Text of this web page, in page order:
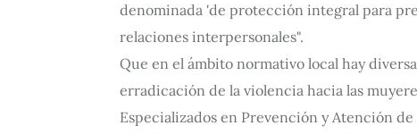
denominada 'de protección integral para
relaciones interpersonales".
Que en el ámbito normativo local hay
erradicación de la violencia hacia las
Especializados en Prevención y Atención